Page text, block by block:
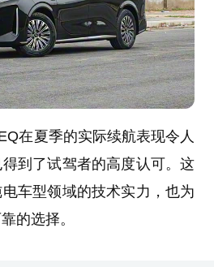
在夏季的实际续航表现令人
到了试驾者的高度认可。这
车型领域的技术实力，也为
的选择。